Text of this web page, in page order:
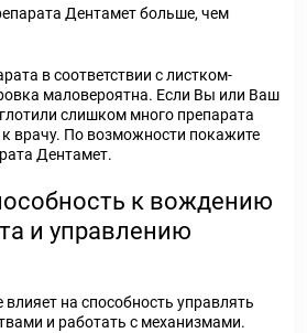
Дентамет больше, чем
в соответствии с листком-
маловероятна. Если Вы или Ваш
слишком много препарата
к врачу. По возможности покажите
Дентамет.
к вождению
и управлению
на способность управлять
и работать с механизмами.